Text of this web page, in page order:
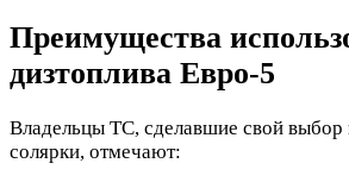
Преимущества
дизтоплива Евро-5
Владельцы ТС, сделавшие свой выбор
солярки, отмечают: